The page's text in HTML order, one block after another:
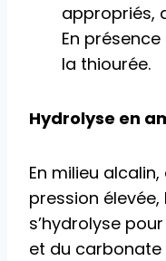
appropriés,
En
la thiourée.
Hydrolyse en
En milieu
pression
s’hydrolyse
et du carbonate